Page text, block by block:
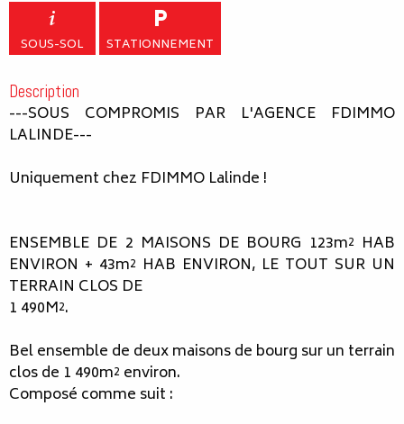
SOUS-SOL STATIONNEMENT
Description
---SOUS COMPROMIS PAR L'AGENCE FDIMMO
LALINDE---
Uniquement chez FDIMMO Lalinde !
ENSEMBLE DE 2 MAISONS DE BOURG 123m² HAB
ENVIRON + 43m² HAB ENVIRON, LE TOUT SUR UN
TERRAIN CLOS DE
1 490M².
Bel ensemble de deux maisons de bourg sur un terrain
clos de 1 490m² environ.
Composé comme suit :